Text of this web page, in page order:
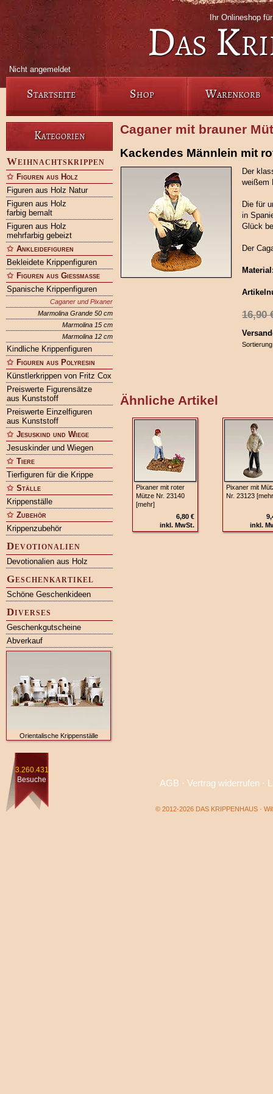
Ihr Onlineshop
Das
Nicht angemeldet
Startseite Shop Warenkorb
Kategorien
Weihnachtskrippen
Figuren aus Holz
Figuren aus Holz Natur
Figuren aus Holz
farbig bemalt
Figuren aus Holz
mehrfarbig gebeizt
Ankleidefiguren
Bekleidete Krippenfiguren
Figuren aus Gießmasse
Spanische Krippenfiguren
Caganer und Pixaner
Marmolina Grande 50 cm
Marmolina 15 cm
Marmolina 12 cm
Kindliche Krippenfiguren
Figuren aus Polyresin
Künstlerkrippen von Fritz Cox
Preiswerte Figurensätze
aus Kunststoff
Preiswerte Einzelfiguren
aus Kunststoff
Jesuskind und Wiege
Jesuskinder und Wiegen
Tiere
Tierfiguren für die Krippe
Ställe
Krippenställe
Zubehör
Krippenzubehör
Devotionalien
Devotionalien aus Holz
Geschenkartikel
Schöne Geschenkideen
Diverses
Geschenkgutscheine
Abverkauf
Orientalische Krippenställe
Caganer mit brauner
Kackendes Männlein mit
Der
weißem
Die für
in
Glück
Der
16,90
Ähnliche Artikel
Pixaner mit roter
Mütze Nr. 23140
[mehr]
6,80 €
inkl. MwSt.
Pixaner mit
Nr. 23123
inkl.
3.260.431
Besuche
AGB · Vertrag widerrufen·
© 2012-2026 DAS KRIPPENHAUS ·